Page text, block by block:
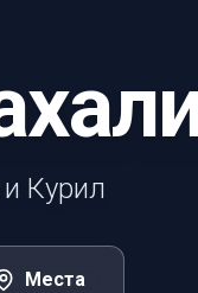
Курил
Места